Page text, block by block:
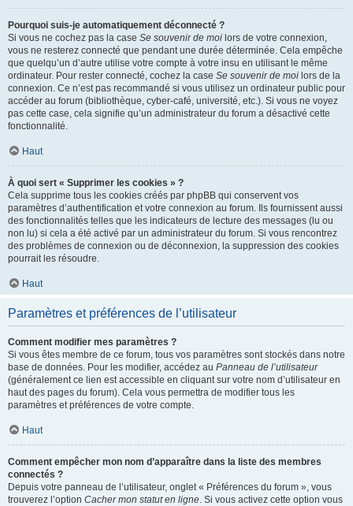
Pourquoi suis-je automatiquement déconnecté ?
Si vous ne cochez pas la case Se souvenir de moi lors de votre connexion,
vous ne resterez connecté que pendant une durée déterminée. Cela empêche
que quelqu’un d’autre utilise votre compte à votre insu en utilisant le même
ordinateur. Pour rester connecté, cochez la case Se souvenir de moi lors de la
connexion. Ce n’est pas recommandé si vous utilisez un ordinateur public pour
accéder au forum (bibliothèque, cyber-café, université, etc.). Si vous ne voyez
pas cette case, cela signifie qu’un administrateur du forum a désactivé cette
fonctionnalité.
Haut
À quoi sert « Supprimer les cookies » ?
Cela supprime tous les cookies créés par phpBB qui conservent vos
paramètres d’authentification et votre connexion au forum. Ils fournissent aussi
des fonctionnalités telles que les indicateurs de lecture des messages (lu ou
non lu) si cela a été activé par un administrateur du forum. Si vous rencontrez
des problèmes de connexion ou de déconnexion, la suppression des cookies
pourrait les résoudre.
Haut
Paramètres et préférences de l’utilisateur
Comment modifier mes paramètres ?
Si vous êtes membre de ce forum, tous vos paramètres sont stockés dans notre
base de données. Pour les modifier, accédez au Panneau de l’utilisateur
(généralement ce lien est accessible en cliquant sur votre nom d’utilisateur en
haut des pages du forum). Cela vous permettra de modifier tous les
paramètres et préférences de votre compte.
Haut
Comment empêcher mon nom d’apparaître dans la liste des membres
connectés ?
Depuis votre panneau de l’utilisateur, onglet « Préférences du forum », vous
trouverez l’option Cacher mon statut en ligne. Si vous activez cette option vous